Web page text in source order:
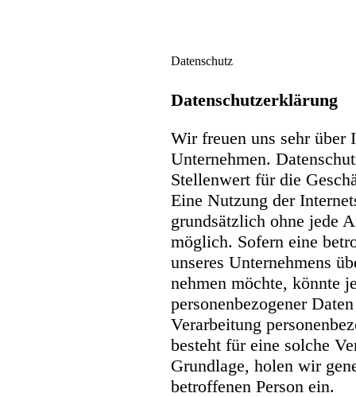
Datenschutz
Datenschutzerklärung
Wir freuen uns sehr über
Unternehmen.
Stellenwert für die
Eine Nutzung der
grundsätzlich ohne jede
möglich. Sofern eine
unseres Unternehmens
nehmen möchte, könnte
personenbezogener
Verarbeitung
besteht für eine solche
Grundlage, holen wir
betroffenen Person ein.